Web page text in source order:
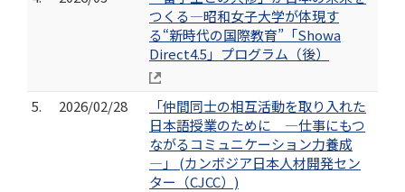
つくる―昭和女子大学が体現す
る“新時代の国際教育”「Showa
Direct4.5」プログラム（後）
5. 2026/02/28
「仲間同士の相互活動を取り入れた
日本語授業のために ―仕事にもつ
ながるコミュニケーション力養成
―」 (カンボジア日本人材開発セン
ター（CJCC）)